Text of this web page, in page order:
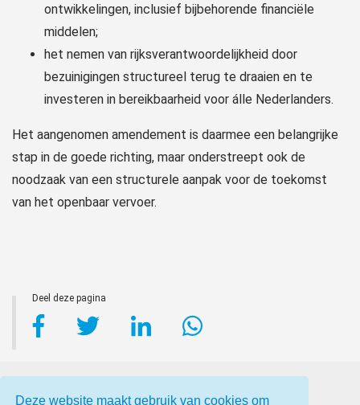
Deze website maakt gebruik van cookies om
ontwikkelingen, inclusief bijbehorende financiële
middelen;
het nemen van rijksverantwoordelijkheid door
bezuinigingen structureel terug te draaien en te
investeren in bereikbaarheid voor álle Nederlanders.
Het aangenomen amendement is daarmee een belangrijke
stap in de goede richting, maar onderstreept ook de
noodzaak van een structurele aanpak voor de toekomst
van het openbaar vervoer.
Deel deze pagina